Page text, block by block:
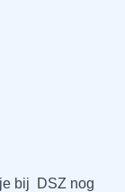
bij DSZ nog